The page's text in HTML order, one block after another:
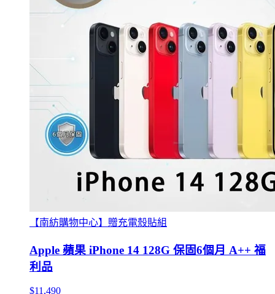
【南紡購物中心】贈充電殼貼組
Apple 蘋果 iPhone 14 128G 保固6個月 A++ 福
利品
$11,490